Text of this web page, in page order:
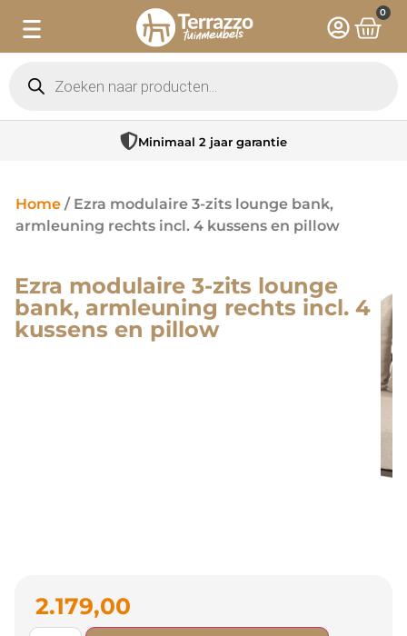
0
Minimaal 2 jaar garantie
Home / Ezra modulaire 3-zits lounge bank,
armleuning rechts incl. 4 kussens en pillow
Ezra modulaire 3-zits lounge
bank, armleuning rechts incl. 4
kussens en pillow
2.179,00